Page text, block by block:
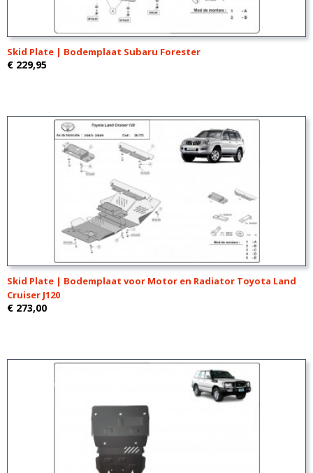
Skid Plate | Bodemplaat Subaru Forester
€ 229,95
Skid Plate | Bodemplaat voor Motor en Radiator Toyota Land
Cruiser J120
€ 273,00